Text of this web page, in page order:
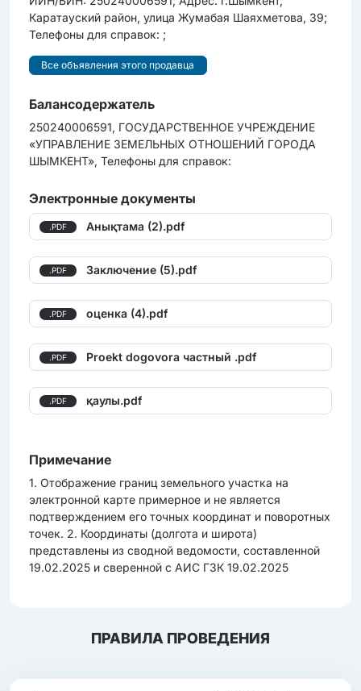
Каратауский район, улица Жумабая Шаяхметова, 39;
Телефоны для справок: ;
Все объявления этого продавца
Балансодержатель
250240006591, ГОСУДАРСТВЕННОЕ УЧРЕЖДЕНИЕ
«УПРАВЛЕНИЕ ЗЕМЕЛЬНЫХ ОТНОШЕНИЙ ГОРОДА
ШЫМКЕНТ», Телефоны для справок:
Электронные документы
.PDF Анықтама (2).pdf
.PDF Заключение (5).pdf
.PDF оценка (4).pdf
.PDF Proekt dogovora частный .pdf
.PDF қаулы.pdf
Примечание
1. Отображение границ земельного участка на
электронной карте примерное и не является
подтверждением его точных координат и поворотных
точек. 2. Координаты (долгота и широта)
представлены из сводной ведомости, составленной
19.02.2025 и сверенной с АИС ГЗК 19.02.2025
ПРАВИЛА ПРОВЕДЕНИЯ